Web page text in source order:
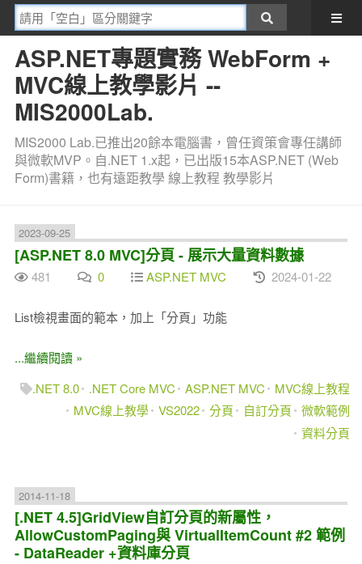
ASP.NET專題實務 WebForm +
MVC線上教學影片 --
MIS2000Lab.
MIS2000 Lab.已推出20餘本電腦書，曾任資策會專任講師
與微軟MVP。自.NET 1.x起，已出版15本ASP.NET (Web
Form)書籍，也有遠距教學 線上教程 教學影片
2023-09-25
[ASP.NET 8.0 MVC]分頁 - 展示大量資料數據
481 0 ASP.NET MVC 2024-01-22
List檢視畫面的範本，加上「分頁」功能
...繼續閱讀 »
.NET 8.0
.NET Core MVC ASP.NET MVC
MVC線上教程
MVC線上教學 VS2022 分頁 自訂分頁
微軟範例
資料分頁
2014-11-18
[.NET 4.5]GridView自訂分頁的新屬性，
AllowCustomPaging與 VirtualItemCount #2 範例
- DataReader +資料庫分頁